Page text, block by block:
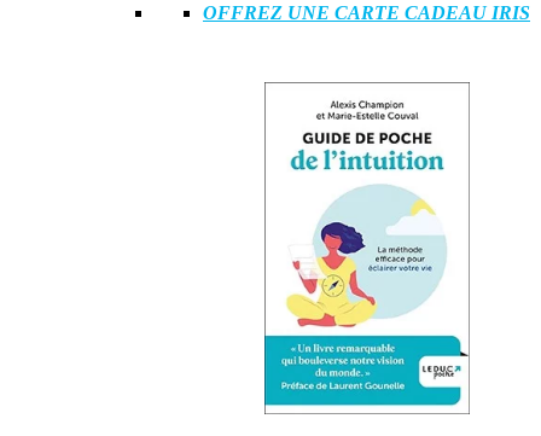
OFFREZ UNE CARTE CADEAU IRIS